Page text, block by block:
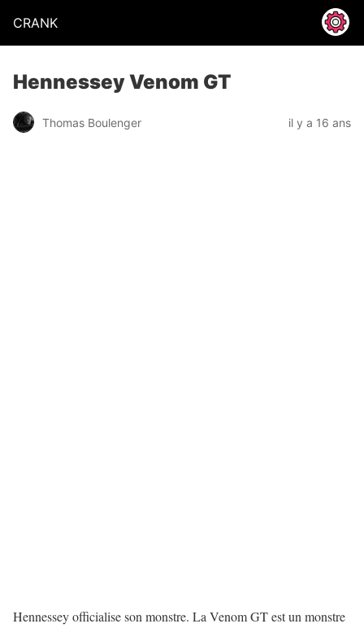
CRANK
Hennessey Venom GT
Thomas Boulenger il y a 16 ans
Hennessey officialise son monstre. La Venom GT est un monstre